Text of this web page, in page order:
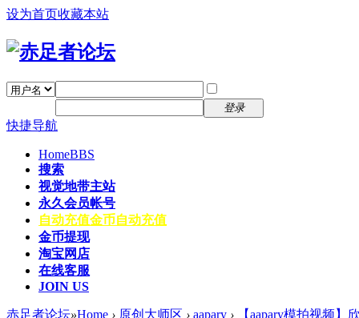
设为首页收藏本站
登录
快捷导航
HomeBBS
搜索
视觉地带主站
永久会员帐号
自动充值金币自动充值
金币提现
淘宝网店
在线客服
JOIN US
赤足者论坛»Home › 原创大师区 › aapary ›
【aapary模拍视频